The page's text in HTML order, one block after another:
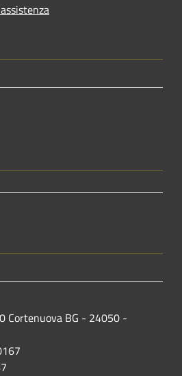
Cortenuova BG - 24050 -